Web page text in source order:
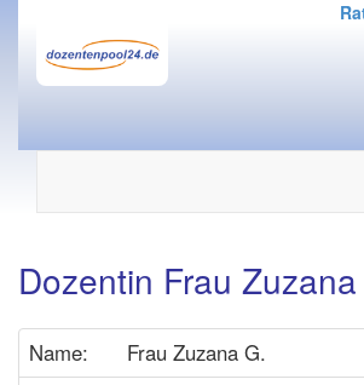
Dozentin Frau
Name:
Frau Zuzana G.